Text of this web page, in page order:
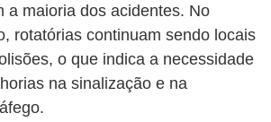
a maioria dos acidentes. No
rotatórias continuam sendo locais
o que indica a necessidade
na sinalização e na